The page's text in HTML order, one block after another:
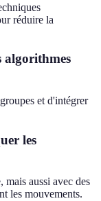
réduire la
algorithmes
et d'intégrer
les
mais aussi avec des
les mouvements.